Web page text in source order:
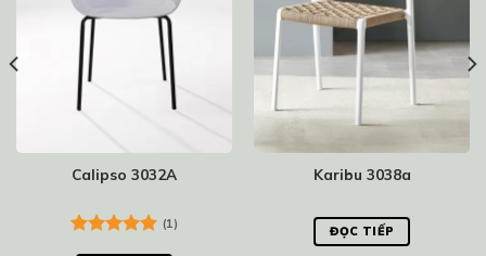
Calipso 3032A
(1)
Karibu 3038a
ĐỌC TIẾP